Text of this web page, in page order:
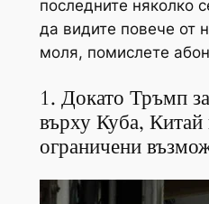
последните няколко
да видите повече от
моля, помислете
1. Докато Тръмп
върху Куба,
ограничени